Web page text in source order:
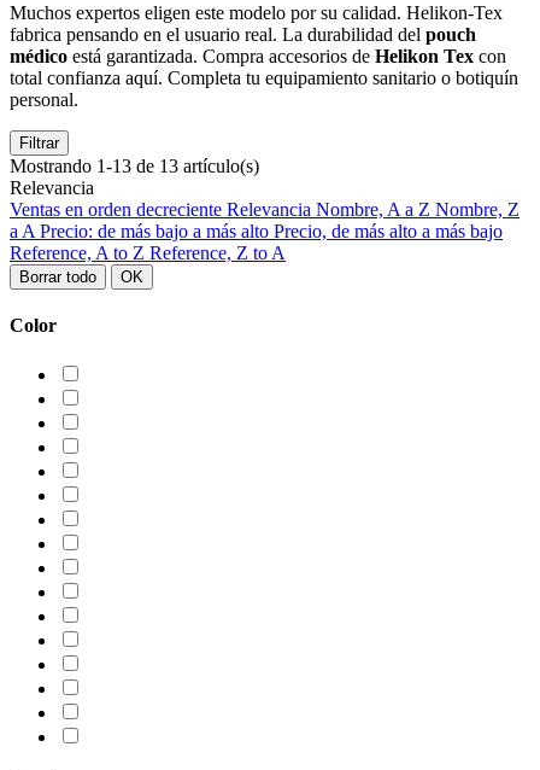
Muchos expertos eligen este modelo por su calidad. Helikon-Tex
fabrica pensando en el usuario real. La durabilidad del pouch
médico está garantizada. Compra accesorios de Helikon Tex con
total confianza aquí. Completa tu equipamiento sanitario o botiquín
personal.
Filtrar
Mostrando 1-13 de 13 artículo(s)
Relevancia
Ventas en orden decreciente Relevancia Nombre, A a Z Nombre, Z
a A Precio: de más bajo a más alto Precio, de más alto a más bajo
Reference, A to Z Reference, Z to A
Borrar todo OK
Color